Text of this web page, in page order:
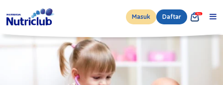
Masuk Daftar